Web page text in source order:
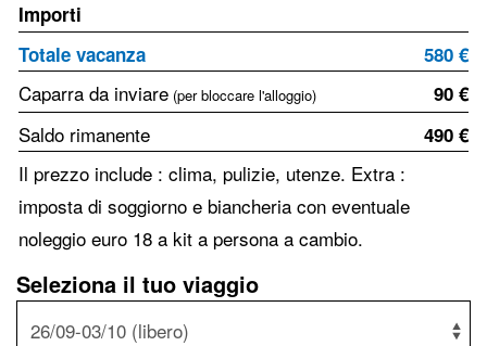
Importi
Totale vacanza
580 €
Caparra da inviare (per bloccare l'alloggio) 90 €
Saldo rimanente 490 €
Il prezzo include : clima, pulizie, utenze. Extra :
imposta di soggiorno e biancheria con eventuale
noleggio euro 18 a kit a persona a cambio.
Seleziona il tuo viaggio